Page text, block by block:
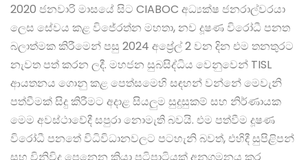
2020 ජනවාරි මාසයේ සිට CIABOC අධ්‍යක්ෂ ජනරාල්වරයා
ලෙස සේවය කළ විජේරත්න මහතා, නව දූෂණ විරෝධී පනත
බලාත්මක කිරීමෙන් පසු 2024 අප්‍රේල් 2 වන දින එම තනතුරට
නැවත පත් කරන ලදී. මහජන සුබසිද්ධිය වෙනුවෙන් TISL
ආයතනය ගොනු කළ පෙත්සමෙහි සඳහන් වන්නේ මෙවැනි
පත්වීමක් සිදු කිරීමට අදාළ සියලුම සුදුසුකම් සහ නිර්ණායක
මෙම අවස්ථාවේදී සපුරා නොමැති බවයි. එම පත්වීම දූෂණ
විරෝධී පනතේ විධිවිධානවලට පටහැනි බවත්, එහිදී සුපිළිපන්